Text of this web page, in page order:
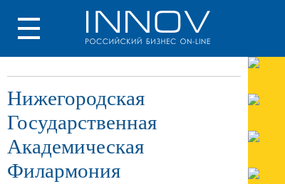
Нижегородская
Государственная
Академическая
Филармония